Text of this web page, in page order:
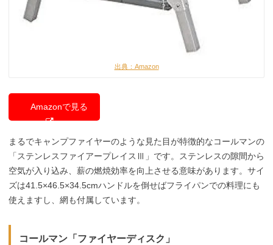
出典：Amazon
Amazonで見る
まるでキャンプファイヤーのような見た目が特徴的なコールマンの
「ステンレスファイアープレイスⅢ」です。ステンレスの隙間から
空気が入り込み、薪の燃焼効率を向上させる意味があります。サイ
ズは41.5×46.5×34.5cmハンドルを倒せばフライパンでの料理にも
使えますし、網も付属しています。
コールマン「ファイヤーディスク」